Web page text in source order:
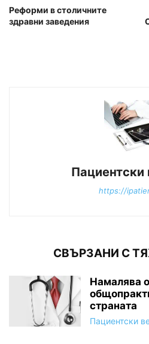
Реформи в столичните
здравни заведения
Пациентски
https://
СВЪРЗАНИ С
Намалява
страната
Пациентски